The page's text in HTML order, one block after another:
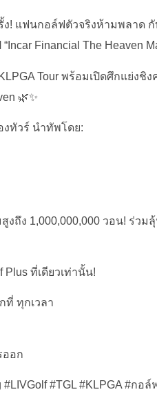
! แฟนกอล์ฟตัวจริงห้ามพลาด กั
Financial The Heaven
Tour พร้อมเปิดศึกแย่งชิง
🌿✨
งทัวร์ นำทัพโดย:
ถึง 1,000,000,000 วอน! ร่วม
ที่เดียวเท่านั้น!
ที่ ทุกเวลา
ออก
#LIVGolf #TGL #KLPGA #กอล์